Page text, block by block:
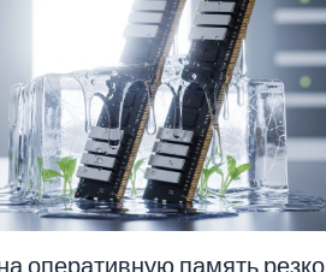
оперативную память резко